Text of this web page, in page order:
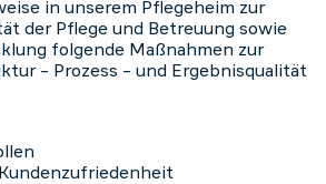
in unserem Pflegeheim zur
der Pflege und Betreuung sowie
folgende Maßnahmen zur
– Prozess – und Ergebnisqualität